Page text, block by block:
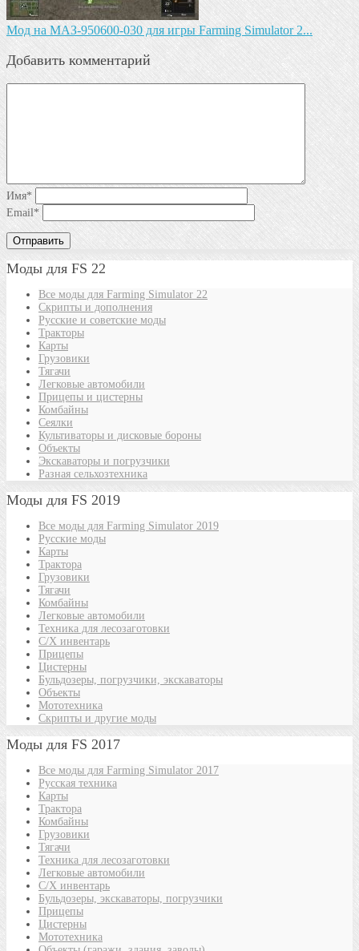
Mод на МАЗ-950600-030 для игры Farming Simulator 2...
Добавить комментарий
Имя*
Email*
Моды для FS 22
Все моды для Farming Simulator 22
Скрипты и дополнения
Русские и советские моды
Тракторы
Карты
Грузовики
Тягачи
Легковые автомобили
Прицепы и цистерны
Комбайны
Сеялки
Культиваторы и дисковые бороны
Объекты
Экскаваторы и погрузчики
Разная сельхозтехника
Моды для FS 2019
Все моды для Farming Simulator 2019
Русские моды
Карты
Трактора
Грузовики
Тягачи
Комбайны
Легковые автомобили
Техника для лесозаготовки
С/Х инвентарь
Прицепы
Цистерны
Бульдозеры, погрузчики, экскаваторы
Объекты
Мототехника
Скрипты и другие моды
Моды для FS 2017
Все моды для Farming Simulator 2017
Русская техника
Карты
Трактора
Комбайны
Грузовики
Тягачи
Техника для лесозаготовки
Легковые автомобили
С/Х инвентарь
Бульдозеры, экскаваторы, погрузчики
Прицепы
Цистерны
Мототехника